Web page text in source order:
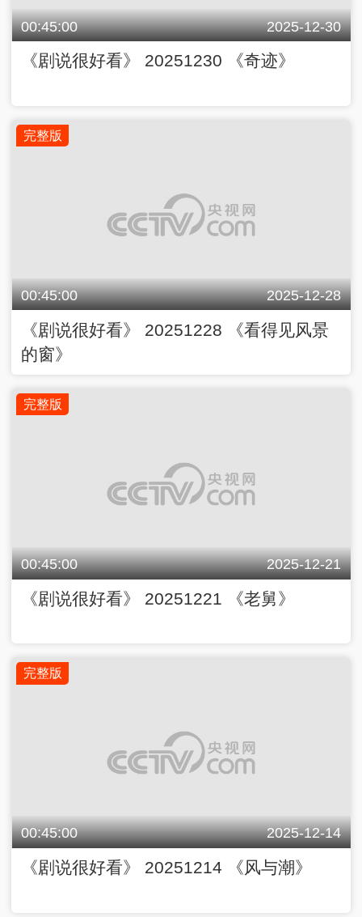
00:45:00 2025-12-30
《剧说很好看》 20251230 《奇迹》
完整版
00:45:00 2025-12-28
《剧说很好看》 20251228 《看得见风景
的窗》
完整版
00:45:00 2025-12-21
《剧说很好看》 20251221 《老舅》
完整版
00:45:00 2025-12-14
《剧说很好看》 20251214 《风与潮》